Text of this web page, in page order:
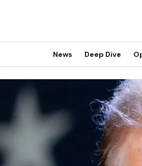
News Deep Dive